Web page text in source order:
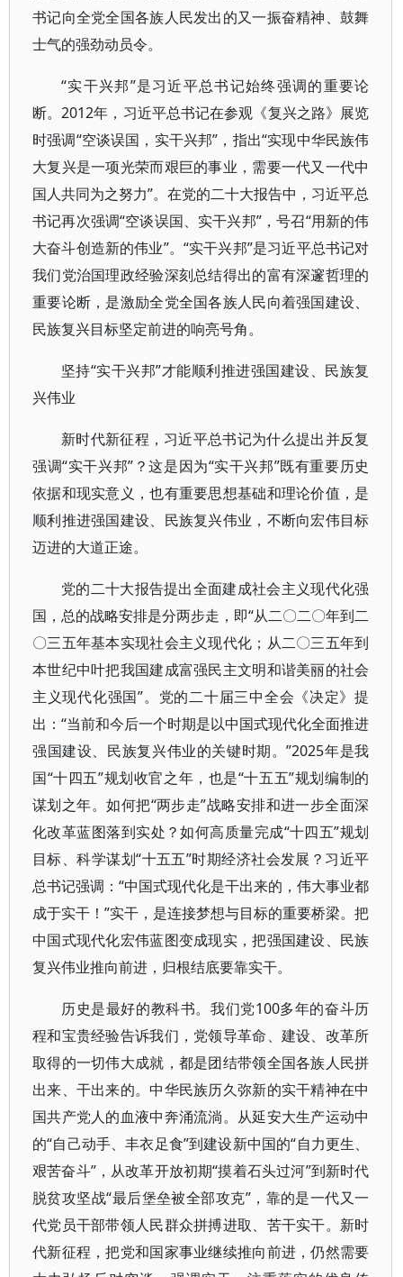
书记向全党全国各族人民发出的又一振奋精神、鼓舞
士气的强劲动员令。
“实干兴邦”是习近平总书记始终强调的重要论
断。2012年，习近平总书记在参观《复兴之路》展览
时强调“空谈误国，实干兴邦”，指出“实现中华民族伟
大复兴是一项光荣而艰巨的事业，需要一代又一代中
国人共同为之努力”。在党的二十大报告中，习近平总
书记再次强调“空谈误国、实干兴邦”，号召“用新的伟
大奋斗创造新的伟业”。“实干兴邦”是习近平总书记对
我们党治国理政经验深刻总结得出的富有深邃哲理的
重要论断，是激励全党全国各族人民向着强国建设、
民族复兴目标坚定前进的响亮号角。
坚持“实干兴邦”才能顺利推进强国建设、民族复
兴伟业
新时代新征程，习近平总书记为什么提出并反复
强调“实干兴邦”？这是因为“实干兴邦”既有重要历史
依据和现实意义，也有重要思想基础和理论价值，是
顺利推进强国建设、民族复兴伟业，不断向宏伟目标
迈进的大道正途。
党的二十大报告提出全面建成社会主义现代化强
国，总的战略安排是分两步走，即“从二〇二〇年到二
〇三五年基本实现社会主义现代化；从二〇三五年到
本世纪中叶把我国建成富强民主文明和谐美丽的社会
主义现代化强国”。党的二十届三中全会《决定》提
出：“当前和今后一个时期是以中国式现代化全面推进
强国建设、民族复兴伟业的关键时期。”2025年是我
国“十四五”规划收官之年，也是“十五五”规划编制的
谋划之年。如何把“两步走”战略安排和进一步全面深
化改革蓝图落到实处？如何高质量完成“十四五”规划
目标、科学谋划“十五五”时期经济社会发展？习近平
总书记强调：“中国式现代化是干出来的，伟大事业都
成于实干！”实干，是连接梦想与目标的重要桥梁。把
中国式现代化宏伟蓝图变成现实，把强国建设、民族
复兴伟业推向前进，归根结底要靠实干。
历史是最好的教科书。我们党100多年的奋斗历
程和宝贵经验告诉我们，党领导革命、建设、改革所
取得的一切伟大成就，都是团结带领全国各族人民拼
出来、干出来的。中华民族历久弥新的实干精神在中
国共产党人的血液中奔涌流淌。从延安大生产运动中
的“自己动手、丰衣足食”到建设新中国的“自力更生、
艰苦奋斗”，从改革开放初期“摸着石头过河”到新时代
脱贫攻坚战“最后堡垒被全部攻克”，靠的是一代又一
代党员干部带领人民群众拼搏进取、苦干实干。新时
代新征程，把党和国家事业继续推向前进，仍然需要